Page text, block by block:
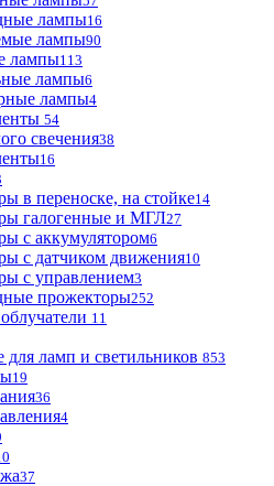
лампы16
лампы90
лампы113
лампы6
лампы4
54
свечения38
16
в переноске, на стойке14
галогенные и МГЛ27
с аккумулятором6
с датчиком движения10
с управлением3
прожекторы252
11
ламп и светильников 853
19
36
4
37